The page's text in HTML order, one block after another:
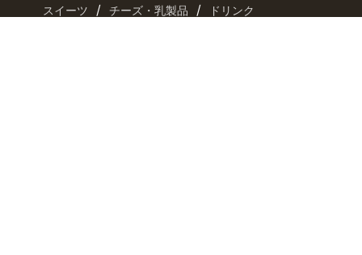
スイーツ / チーズ・乳製品 / ドリンク